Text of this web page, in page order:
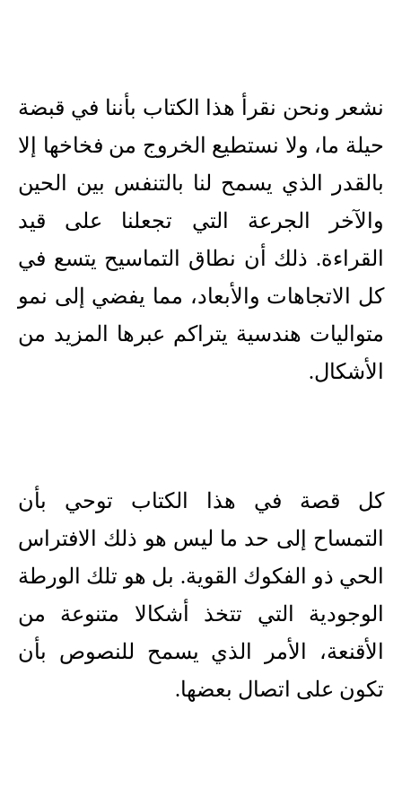
نشعر ونحن نقرأ هذا الكتاب بأننا في قبضة
حيلة ما، ولا نستطيع الخروج من فخاخها إلا
بالقدر الذي يسمح لنا بالتنفس بين الحين
والآخر الجرعة التي تجعلنا على قيد
القراءة. ذلك أن نطاق التماسيح يتسع في
كل الاتجاهات والأبعاد، مما يفضي إلى نمو
متواليات هندسية يتراكم عبرها المزيد من
الأشكال.
كل قصة في هذا الكتاب توحي بأن
التمساح إلى حد ما ليس هو ذلك الافتراس
الحي ذو الفكوك القوية. بل هو تلك الورطة
الوجودية التي تتخذ أشكالا متنوعة من
الأقنعة، الأمر الذي يسمح للنصوص بأن
تكون على اتصال بعضها.